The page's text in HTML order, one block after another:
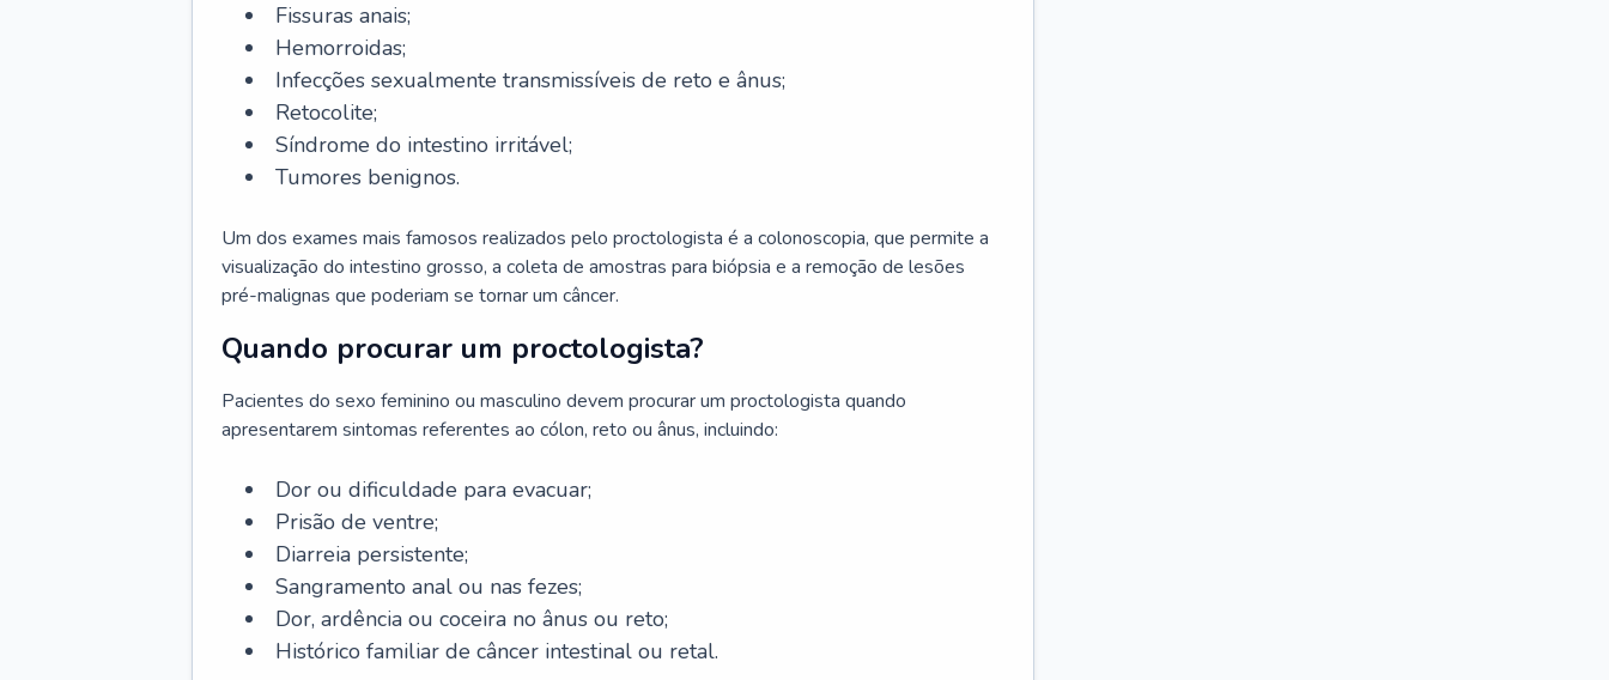
Fissuras anais;
Hemorroidas;
Infecções sexualmente transmissíveis de reto e ânus;
Retocolite;
Síndrome do intestino irritável;
Tumores benignos.
Um dos exames mais famosos realizados pelo proctologista é a colonoscopia, que permite a
visualização do intestino grosso, a coleta de amostras para biópsia e a remoção de lesões
pré-malignas que poderiam se tornar um câncer.
Quando procurar um proctologista?
Pacientes do sexo feminino ou masculino devem procurar um proctologista quando
apresentarem sintomas referentes ao cólon, reto ou ânus, incluindo:
Dor ou dificuldade para evacuar;
Prisão de ventre;
Diarreia persistente;
Sangramento anal ou nas fezes;
Dor, ardência ou coceira no ânus ou reto;
Histórico familiar de câncer intestinal ou retal.